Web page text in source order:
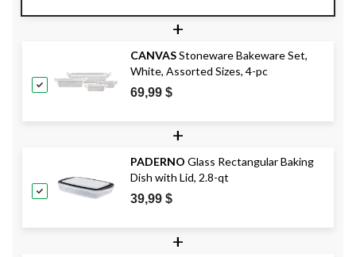
+
CANVASStoneware Bakeware Set,
White, Assorted Sizes, 4-pc
69,99 $
+
PADERNO Glass Rectangular Baking
Dish with Lid, 2.8-qt
39,99 $
+